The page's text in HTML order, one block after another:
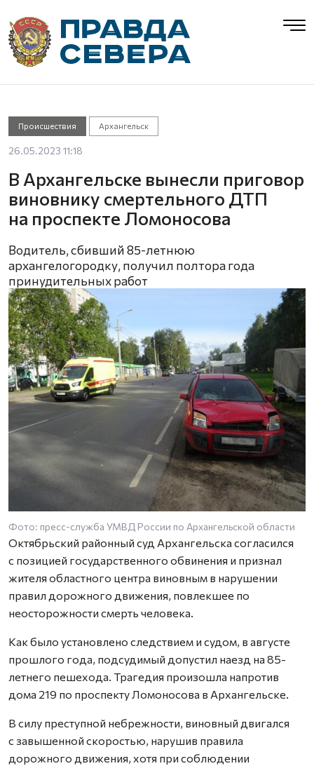
Происшествия Архангельск
26.05.2023 11:18
В Архангельске вынесли приговор
виновнику смертельного ДТП
на проспекте Ломоносова
Водитель, сбивший 85-летнюю
архангелогородку, получил полтора года
принудительных работ
Фото: пресс-служба УМВД России по Архангельской области
Октябрьский районный суд Архангельска согласился
с позицией государственного обвинения и признал
жителя областного центра виновным в нарушении
правил дорожного движения, повлекшее по
неосторожности смерть человека.
Как было установлено следствием и судом, в августе
прошлого года, подсудимый допустил наезд на 85-
летнего пешехода. Трагедия произошла напротив
дома 219 по проспекту Ломоносова в Архангельске.
В силу преступной небрежности, виновный двигался
с завышенной скоростью, нарушив правила
дорожного движения, хотя при соблюдении